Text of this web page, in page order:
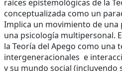
raíces epistemológicas de la
conceptualizada como un
Implica un movimiento de
una psicología multipersonal.
la Teoría del Apego como una
intergeneracionales e
y su mundo social (incluyendo